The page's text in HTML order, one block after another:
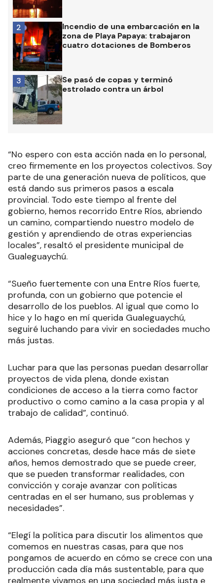
Incendio de una embarcación en la
zona de Playa Papaya: trabajaron
cuatro dotaciones de Bomberos
2
Se pasó de copas y terminó
estrolado contra un árbol
3
“No espero con esta acción nada en lo personal,
creo firmemente en los proyectos colectivos. Soy
parte de una generación nueva de políticos, que
está dando sus primeros pasos a escala
provincial. Todo este tiempo al frente del
gobierno, hemos recorrido Entre Ríos, abriendo
un camino, compartiendo nuestro modelo de
gestión y aprendiendo de otras experiencias
locales”, resaltó el presidente municipal de
Gualeguaychú.
“Sueño fuertemente con una Entre Ríos fuerte,
profunda, con un gobierno que potencie el
desarrollo de los pueblos. Al igual que como lo
hice y lo hago en mí querida Gualeguaychú,
seguiré luchando para vivir en sociedades mucho
más justas.
Luchar para que las personas puedan desarrollar
proyectos de vida plena, donde existan
condiciones de acceso a la tierra como factor
productivo o como camino a la casa propia y al
trabajo de calidad”, continuó.
Además, Piaggio aseguró que “con hechos y
acciones concretas, desde hace más de siete
años, hemos demostrado que se puede creer,
que se pueden transformar realidades, con
convicción y coraje avanzar con políticas
centradas en el ser humano, sus problemas y
necesidades”.
“Elegí la política para discutir los alimentos que
comemos en nuestras casas, para que nos
pongamos de acuerdo en cómo se crece con una
producción cada día más sustentable, para que